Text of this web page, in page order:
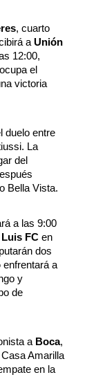
, cuarto
a Unión
12:00,
el
victoria
duelo entre
La
del
Bella Vista.
a las 9:00
FCen
dos
enfrentará a
y
de
a Boca,
Amarilla
en la